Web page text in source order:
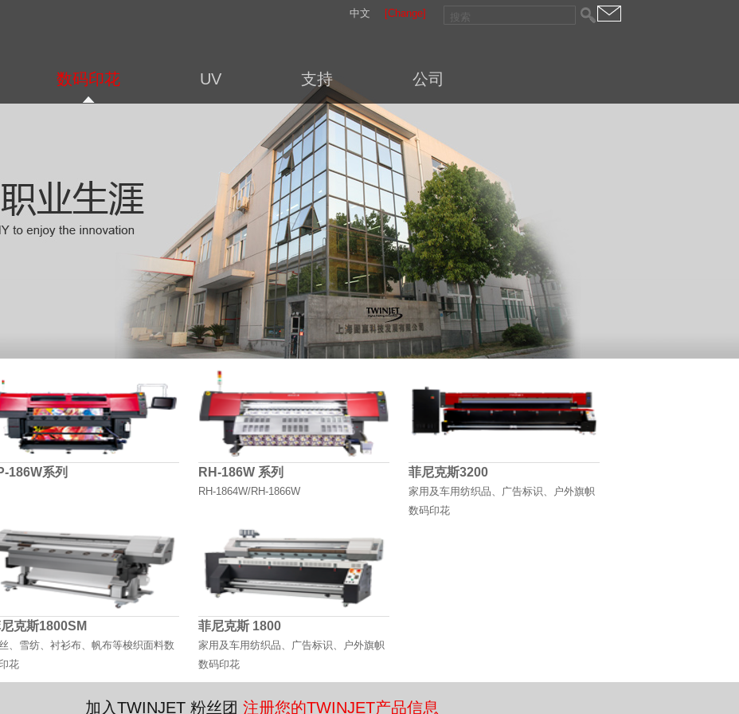
中文 [Change]
数码印花 UV 支持 公司
186W系列 RH-186W 系列
RH-1864W/RH-1866W
菲尼克斯3200
家用及车用纺织品、广告标识、户外旗帜
数码印花
克斯1800SM
、雪纺、衬衫布、帆布等梭织面料数
花
菲尼克斯 1800
家用及车用纺织品、广告标识、户外旗帜
数码印花
加入TWINJET 粉丝团 注册您的TWINJET产品信息